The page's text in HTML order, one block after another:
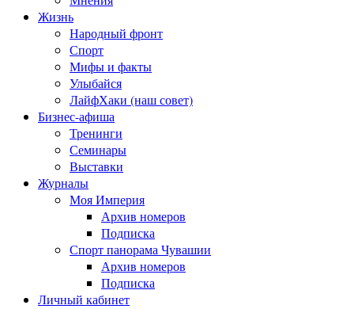
Жизнь
Народный фронт
Спорт
Мифы и факты
Улыбайся
ЛайфХаки (наш совет)
Бизнес-афиша
Тренинги
Семинары
Выставки
Журналы
Моя Империя
Архив номеров
Подписка
Спорт панорама Чувашии
Архив номеров
Подписка
Личный кабинет